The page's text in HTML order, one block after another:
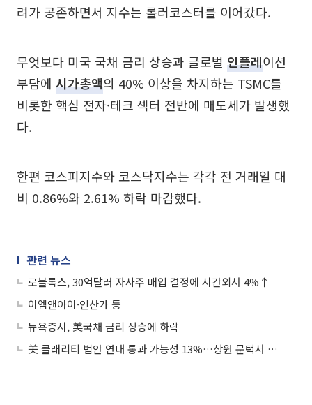
려가 공존하면서 지수는 롤러코스터를 이어갔다.
무엇보다 미국 국채 금리 상승과 글로벌 인플레이션
부담에 시가총액의 40% 이상을 차지하는 TSMC를
비롯한 핵심 전자·테크 섹터 전반에 매도세가 발생했
다.
한편 코스피지수와 코스닥지수는 각각 전 거래일 대
비 0.86%와 2.61% 하락 마감했다.
관련 뉴스
로블록스, 30억달러 자사주 매입 결정에 시간외서 4%↑
이엠앤아이·인산가 등
뉴욕증시, 美국채 금리 상승에 하락
美 클래리티 법안 연내 통과 가능성 13%…상원 문턱서 제동